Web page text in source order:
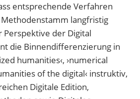
entsprechende Verfahren
langfristig
Perspektive der Digital
die Binnendifferenzierung in
humanities‹, ›numerical
of the digital‹ instruktiv,
Digitale Edition,